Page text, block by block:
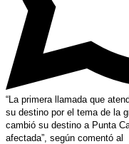
“La primera llamada que
su destino por el tema de la
cambió su destino a Punta
afectada”, según comentó al